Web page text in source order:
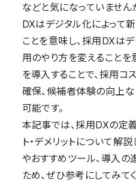
などと気になっていません
DXはデジタル化によって
ことを意味し、採用DXは
用のやり方を変えること
を導入することで、採用
確保、候補者体験の向上な
可能です。
本記事では、採用DXの定
ト・デメリットについて解
やおすすめツール、導入
ため、ぜひ参考にしてみて